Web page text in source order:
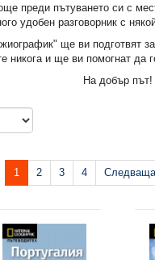
преди пътуването си с
удобен разговорник с
ще ви подготвят
никога и ще ви помогнат да
На добър път!
1 2 3 4 Следваща